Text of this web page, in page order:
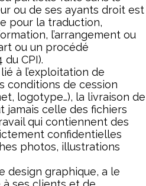
ou de ses ayants droit est
pour la traduction,
l’arrangement ou
ou un procédé
du CPI).
à l’exploitation de
conditions de cession
logotype…), la livraison de
jamais celle des fichiers
qui contiennent des
confidentielles
photos, illustrations
design graphique, a le